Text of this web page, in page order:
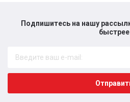
Подпишитесь на нашу
быстрее​